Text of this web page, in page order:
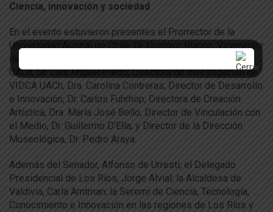
Ciencia, innovación y sociedad
En el evento estuvieron presentes el Prorrector de la
Universidad Austral de Chile, Dr. Gustavo Blanco; Vicerrector
de Investigación, Desarrollo y Creación Artística (VIDCA)
UACh, Dr. Luis Miguel Pardo; Directora de Investigación de
VIDCA UACh, Dra. Carolina Contreras; Director de Desarrollo
e Innovación, Dr. Carlos Fuhrhop; Directora de Creación
Artística, Dra. María José Bello; Director de Vinculación con
el Medio, Dr. Guillermo D’Elía; y Director de la Dirección
Museológica, Dr. Pedro Araya.
Además del Senador, Alfonso de Urresti; el Delegado
Presidencial de Los Ríos, Jorge Alvial; la Alcaldesa de
Valdivia, Carla Amtman; la Seremi de Ciencia, Tecnología,
Conocimiento e Innovación en las regiones de Los Ríos y